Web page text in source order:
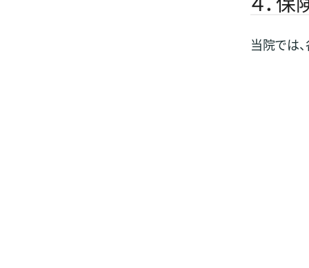
当院では